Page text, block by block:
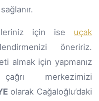
için ise uçak
öneririz.
almak için yapmanız
merkezimizi
olarak Cağaloğlu’daki